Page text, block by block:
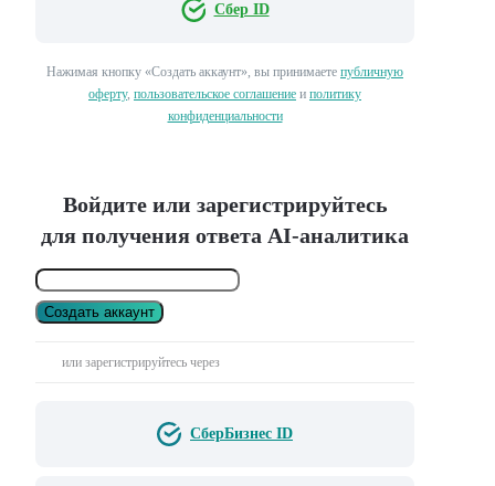
Сбер ID
Нажимая кнопку «Создать аккаунт», вы принимаете публичную
оферту, пользовательское соглашение и политику
конфиденциальности
Войдите или зарегистрируйтесь
для получения ответа AI-аналитика
Создать аккаунт
или зарегистрируйтесь через
СберБизнес ID